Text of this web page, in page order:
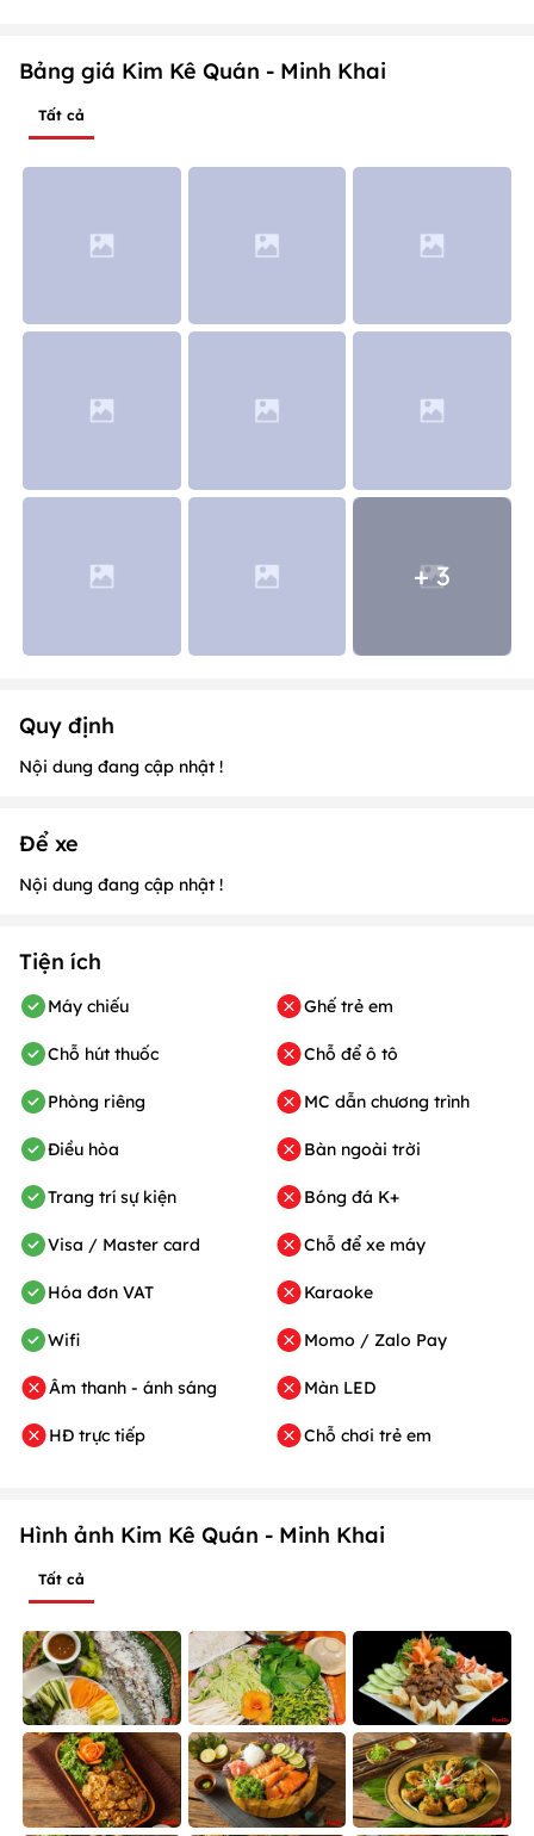
Bảng giá Kim Kê Quán - Minh Khai
Tất cả
+ 3
Quy định
Nội dung đang cập nhật !
Để xe
Nội dung đang cập nhật !
Tiện ích
Máy chiếu
Chỗ hút thuốc
Phòng riêng
Điều hòa
Trang trí sự kiện
Visa / Master card
Hóa đơn VAT
Wifi
Âm thanh - ánh sáng
HĐ trực tiếp
Ghế trẻ em
Chỗ để ô tô
MC dẫn chương trình
Bàn ngoài trời
Bóng đá K+
Chỗ để xe máy
Karaoke
Momo / Zalo Pay
Màn LED
Chỗ chơi trẻ em
Hình ảnh Kim Kê Quán - Minh Khai
Tất cả